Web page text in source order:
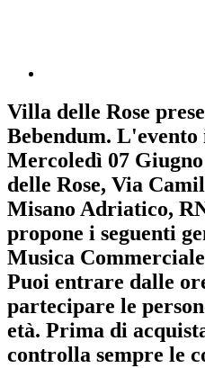
Villa delle Rose
Bebendum.
Mercoledì 07 Giugno
delle Rose, Via
Misano Adriatico,
propone i seguenti
Musica Commerciale
Puoi entrare dalle
partecipare le
età. Prima di
controlla sempre le